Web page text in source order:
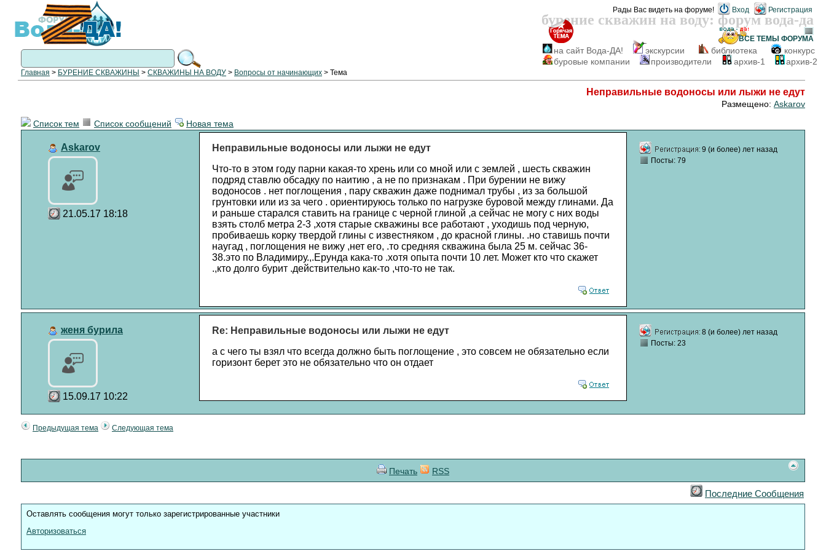
бурение скважин на воду: форум вода-да
Рады Вас видеть на форуме! Вход Регистрация
на сайт Вода-ДА! экскурсии библиотека
конкурс
буровые компании
производители архив-1 архив-2
ВСЕ ТЕМЫ ФОРУМА
Главная > БУРЕНИЕ СКВАЖИНЫ > СКВАЖИНЫ НА ВОДУ > Вопросы от начинающих > Тема
Неправильные водоносы или лыжи не едут
Размещено: Askarov
Список тем
Список сообщений Новая тема
Askarov
21.05.17 18:18
Неправильные водоносы или лыжи не едут
Что-то в этом году парни какая-то хрень или со мной или с землей , шесть скважин
подряд ставлю обсадку по наитию , а не по признакам . При бурении не вижу
водоносов . нет поглощения , пару скважин даже поднимал трубы , из за большой
грунтовки или из за чего . ориентируюсь только по нагрузке буровой между глинами. Да
и раньше старался ставить на границе с черной глиной ,а сейчас не могу с них воды
взять столб метра 2-3 ,хотя старые скважины все работают , уходишь под черную,
пробиваешь корку твердой глины с известняком , до красной глины. .но ставишь почти
наугад , поглощения не вижу ,нет его, .то средняя скважина была 25 м. сейчас 36-
38.это по Владимиру.,.Ерунда кака-то .хотя опыта почти 10 лет. Может кто что скажет
.,кто долго бурит .действительно как-то ,что-то не так.
9 (и более) лет назад
Посты: 79
женя бурила
15.09.17 10:22
Re: Неправильные водоносы или лыжи не едут
а с чего ты взял что всегда должно быть поглощение , это совсем не обязательно если
горизонт берет это не обязательно что он отдает
8 (и более) лет назад
Посты: 23
Предыдущая тема Следующая тема
Печать RSS
Последние Сообщения
Оставлять сообщения могут только зарегистрированные участники
Авторизоваться